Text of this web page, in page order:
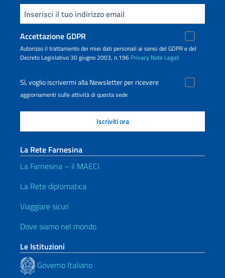
Inserisci la tua email
Accettazione GDPR
Autorizzo il trattamento dei miei dati personali ai sensi del GDPR e del
Decreto Legislativo 30 giugno 2003, n.196 Privacy Note Legali
Sì, voglio iscrivermi alla Newsletter per ricevere
aggiornamenti sulle attività di questa sede
La Rete Farnesina
La Farnesina – il MAECI
La Rete diplomatica
Viaggiare sicuri
Dove siamo nel mondo
Le Istituzioni
Governo Italiano